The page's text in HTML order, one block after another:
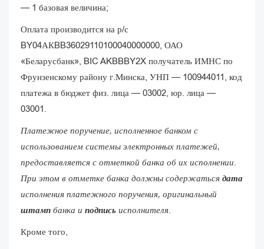
— 1 базовая величина;
Оплата производится на р/с
BY04АКBB36029110100040000000, ОАО
«Беларусбанк», BIC AKBBBY2X получатель ИМНС по
Фрунзенскому району г.Минска, УНП — 100944011, код
платежа в бюджет физ. лица — 03002, юр. лица —
03001.
Платежное поручение, исполненное банком с
использованием системы электронных платежей,
предоставляется с отметкой банка об их исполнении.
При этом в отметке банка должны содержаться дата
исполнения платежного поручения, оригинальный
штамп банка и подпись исполнителя.
Кроме того,